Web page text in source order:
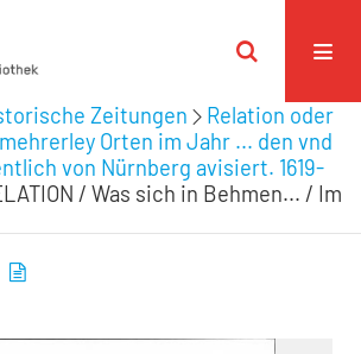
Zeitungen
Relation oder
Orten im Jahr ... den vnd
von Nürnberg avisiert. 1619-
/ Was sich in Behmen... / Im